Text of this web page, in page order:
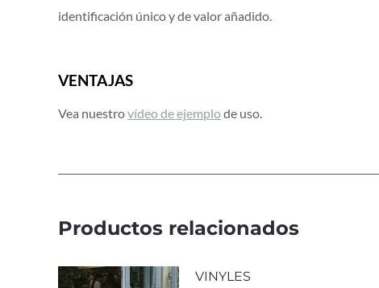
identificación único y de valor añadido.
VENTAJAS
Vea nuestrovídeo de ejemplode uso.
Productos relacionados
VINYLES